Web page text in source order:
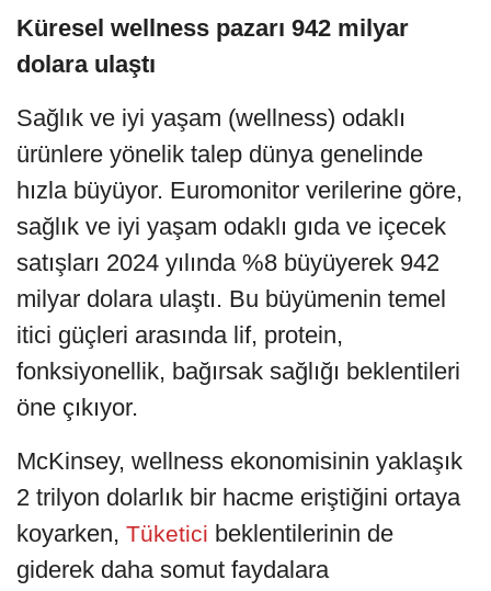
Küresel wellness pazarı 942 milyar
dolara ulaştı
Sağlık ve iyi yaşam (wellness) odaklı
ürünlere yönelik talep dünya genelinde
hızla büyüyor. Euromonitor verilerine göre,
sağlık ve iyi yaşam odaklı gıda ve içecek
satışları 2024 yılında %8 büyüyerek 942
milyar dolara ulaştı. Bu büyümenin temel
itici güçleri arasında lif, protein,
fonksiyonellik, bağırsak sağlığı beklentileri
öne çıkıyor.
McKinsey, wellness ekonomisinin yaklaşık
2 trilyon dolarlık bir hacme eriştiğini ortaya
koyarken, Tüketici beklentilerinin de
giderek daha somut faydalara